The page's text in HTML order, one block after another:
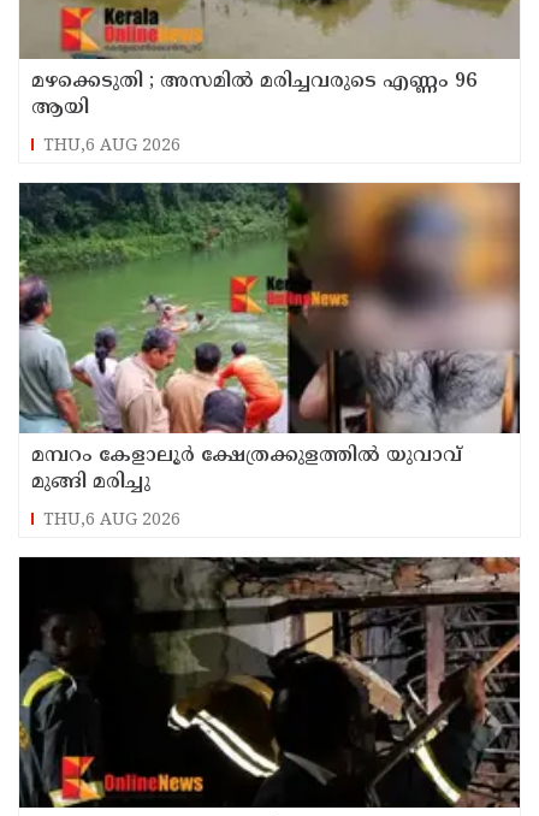
മഴക്കെടുതി ; അസമില്‍ മരിച്ചവരുടെ എണ്ണം 96
ആയി
THU,6 AUG 2026
മമ്പറം കേളാലൂർ ക്ഷേത്രക്കുളത്തിൽ യുവാവ്
മുങ്ങി മരിച്ചു
THU,6 AUG 2026